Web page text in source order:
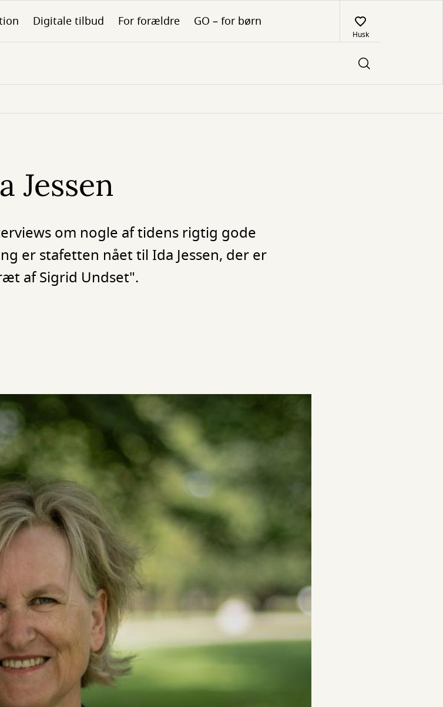
Digitale tilbud For forældre GO – for børn
Husk
Jessen
om nogle af tidens rigtig gode
er stafetten nået til Ida Jessen, der er
af Sigrid Undset".